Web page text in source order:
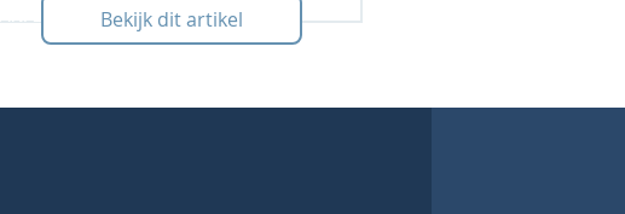
Art: 240023 Bekijk dit artikel